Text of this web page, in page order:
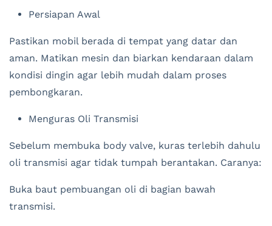
Persiapan Awal
Pastikan mobil berada di tempat yang datar dan
aman. Matikan mesin dan biarkan kendaraan dalam
kondisi dingin agar lebih mudah dalam proses
pembongkaran.
Menguras Oli Transmisi
Sebelum membuka body valve, kuras terlebih dahulu
oli transmisi agar tidak tumpah berantakan. Caranya:
Buka baut pembuangan oli di bagian bawah
transmisi.